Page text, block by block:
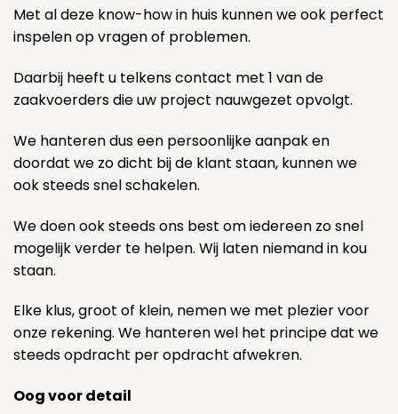
Met al deze know-how in huis kunnen we ook perfect
inspelen op vragen of problemen.
Daarbij heeft u telkens contact met 1 van de
zaakvoerders die uw project nauwgezet opvolgt.
We hanteren dus een persoonlijke aanpak en
doordat we zo dicht bij de klant staan, kunnen we
ook steeds snel schakelen.
We doen ook steeds ons best om iedereen zo snel
mogelijk verder te helpen. Wij laten niemand in kou
staan.
Elke klus, groot of klein, nemen we met plezier voor
onze rekening. We hanteren wel het principe dat we
steeds opdracht per opdracht afwekren.
Oog voor detail